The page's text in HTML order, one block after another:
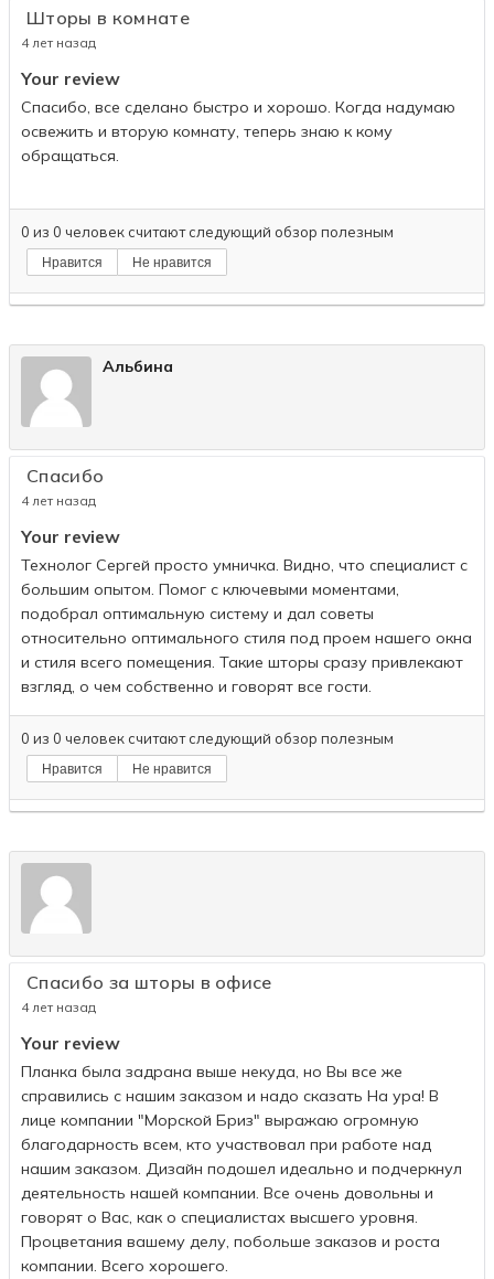
Шторы в комнате
4 лет назад
Your review
Спасибо, все сделано быстро и хорошо. Когда надумаю
освежить и вторую комнату, теперь знаю к кому
обращаться.
0 из 0 человек считают следующий обзор полезным
Нравится Не нравится
Альбина
Спасибо
4 лет назад
Your review
Технолог Сергей просто умничка. Видно, что специалист с
большим опытом. Помог с ключевыми моментами,
подобрал оптимальную систему и дал советы
относительно оптимального стиля под проем нашего окна
и стиля всего помещения. Такие шторы сразу привлекают
взгляд, о чем собственно и говорят все гости.
0 из 0 человек считают следующий обзор полезным
Нравится Не нравится
Спасибо за шторы в офисе
4 лет назад
Your review
Планка была задрана выше некуда, но Вы все же
справились с нашим заказом и надо сказать На ура! В
лице компании "Морской Бриз" выражаю огромную
благодарность всем, кто участвовал при работе над
нашим заказом. Дизайн подошел идеально и подчеркнул
деятельность нашей компании. Все очень довольны и
говорят о Вас, как о специалистах высшего уровня.
Процветания вашему делу, побольше заказов и роста
компании. Всего хорошего.